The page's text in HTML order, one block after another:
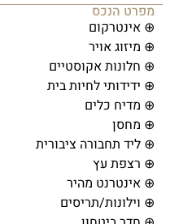
מפרט הנכס
⊕ אינטרקום
⊕ מיזוג אויר
⊕ חלונות אקוסטיים
⊕ ידידותי לחיות בית
⊕ מדיח כלים
⊕ מחסן
⊕ ליד תחבורה ציבורית
⊕ רצפת עץ
⊕ אינטרנט מהיר
⊕ וילונות/תריסים